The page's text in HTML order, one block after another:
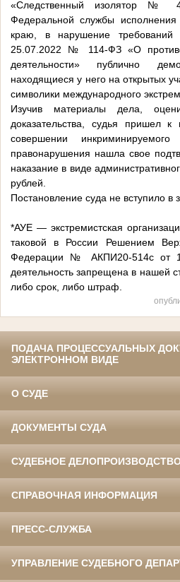
«Следственный изолятор №
Федеральной службы
краю, в нарушение требований
25.07.2022 № 114-ФЗ «О
деятельности» публично
находящиеся у него на открытых
символики международного
Изучив материалы дела,
доказательства, судья пришел
совершении
правонарушения нашла свое
наказание в виде
рублей.
Постановление суда не вступило в
*АУЕ — экстремистская
таковой в России Решением
Федерации № АКПИ20-514с от
деятельность запрещена в нашей
либо срок, либо штраф.
ПОДАЧА ПРОЦЕССУАЛЬНЫХ
ЭЛЕКТРОННОМ ВИДЕ
О СУДЕ
ДОКУМЕНТЫ СУДА
СУДЕБНОЕ
СПРАВОЧНАЯ ИНФОРМАЦИЯ
ПРЕСС-СЛУЖБА
УПРАВЛЕНИЕ СУДЕБНОГО